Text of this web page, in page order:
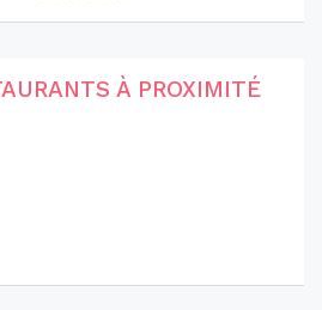
À PROXIMITÉ